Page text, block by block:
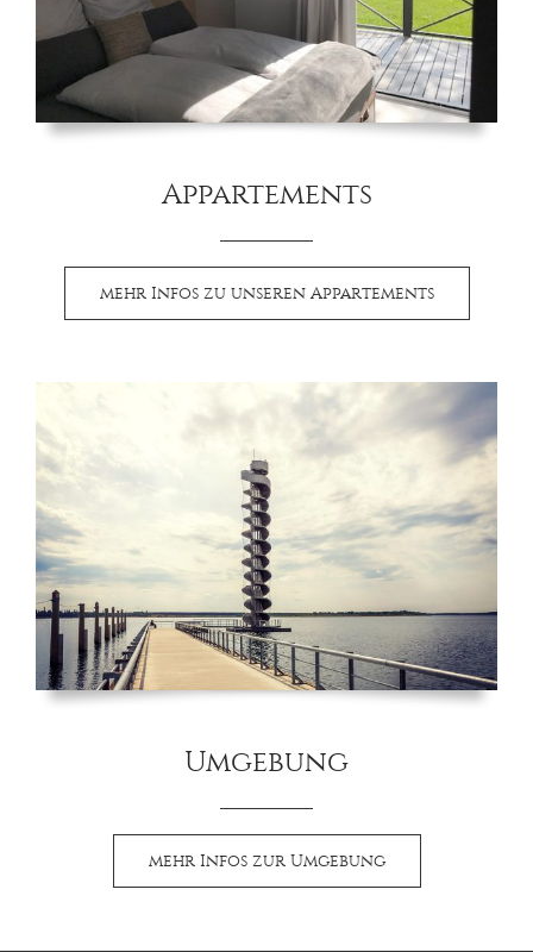
Appartements
mehr Infos zu unseren Appartements
Umgebung
mehr Infos zur Umgebung